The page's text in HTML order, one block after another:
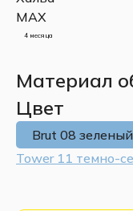
4 месяца
Материал
Цвет
Brut 08 зеленый
Tower 11 темно-